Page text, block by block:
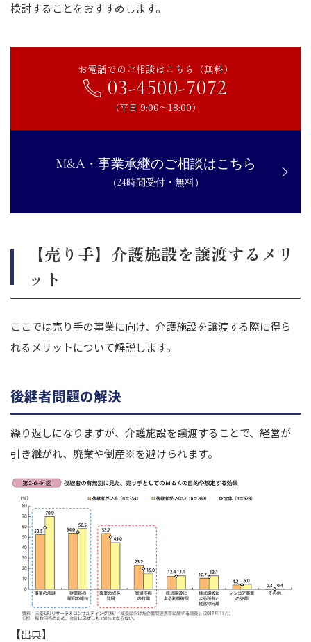
検討することをおすすめします。
お電話でのご相談はこちら（無料）
03-4500-7072
（平日 9:00〜18:00）
M&A・事業承継のご相談はこちら
（24時間受付・無料）
【売り手】介護施設を譲渡するメリ
ット
ここでは売り手の事業に向け、介護施設を譲渡する際に得ら
れるメリットについて解説します。
後継者問題の解決
繰り返しになりますが、介護施設を譲渡することで、経営が
引き継がれ、廃業や倒産※を避けられます。
【出典】